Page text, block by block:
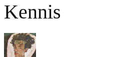
Kennis